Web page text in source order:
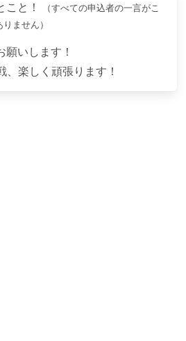
こと！
（すべての申込者の一言がこ
ません）
願いします！
、楽しく頑張ります！